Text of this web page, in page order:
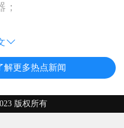
；
解更多热点新闻
版权所有